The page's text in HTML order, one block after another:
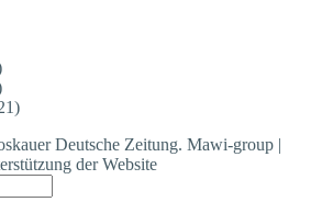
Deutsche Zeitung. Mawi-group |
der Website